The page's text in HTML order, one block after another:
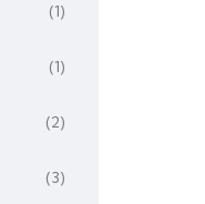
(1)
(1)
(2)
(3)